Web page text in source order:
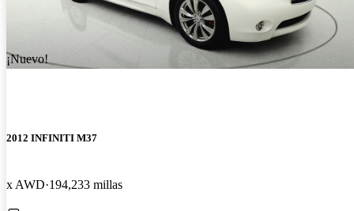
¡Nuevo!
2012 INFINITI M37
x AWD 194,233 millas